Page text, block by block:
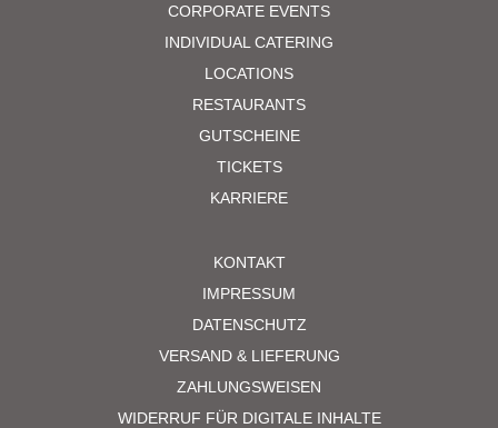
CORPORATE EVENTS
INDIVIDUAL CATERING
LOCATIONS
RESTAURANTS
GUTSCHEINE
TICKETS
KARRIERE
KONTAKT
IMPRESSUM
DATENSCHUTZ
VERSAND & LIEFERUNG
ZAHLUNGSWEISEN
WIDERRUF FÜR DIGITALE INHALTE